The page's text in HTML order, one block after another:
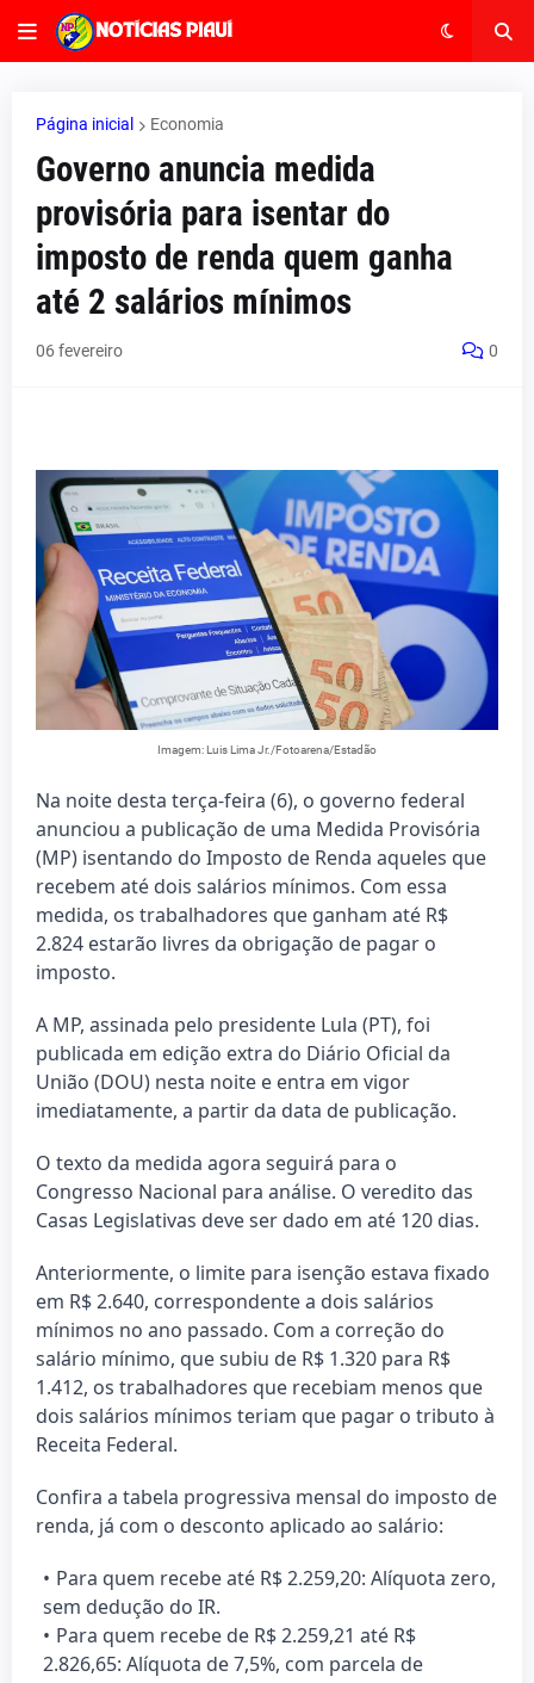
Página inicial Economia
Governo anuncia medida
provisória para isentar do
imposto de renda quem ganha
até 2 salários mínimos
06 fevereiro 0
Imagem: Luis Lima Jr./Fotoarena/Estadão
Na noite desta terça-feira (6), o governo federal
anunciou a publicação de uma Medida Provisória
(MP) isentando do Imposto de Renda aqueles que
recebem até dois salários mínimos. Com essa
medida, os trabalhadores que ganham até R$
2.824 estarão livres da obrigação de pagar o
imposto.
A MP, assinada pelo presidente Lula (PT), foi
publicada em edição extra do Diário Oficial da
União (DOU) nesta noite e entra em vigor
imediatamente, a partir da data de publicação.
O texto da medida agora seguirá para o
Congresso Nacional para análise. O veredito das
Casas Legislativas deve ser dado em até 120 dias.
Anteriormente, o limite para isenção estava fixado
em R$ 2.640, correspondente a dois salários
mínimos no ano passado. Com a correção do
salário mínimo, que subiu de R$ 1.320 para R$
1.412, os trabalhadores que recebiam menos que
dois salários mínimos teriam que pagar o tributo à
Receita Federal.
Confira a tabela progressiva mensal do imposto de
renda, já com o desconto aplicado ao salário:
Para quem recebe até R$ 2.259,20: Alíquota zero,
sem dedução do IR.
Para quem recebe de R$ 2.259,21 até R$
2.826,65: Alíquota de 7,5%, com parcela de